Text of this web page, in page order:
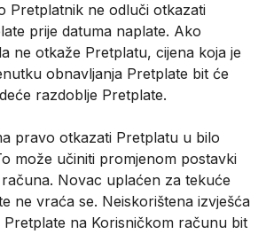
Pretplatnik ne odluči otkazati
prije datuma naplate. Ako
ne otkaže Pretplatu, cijena koja je
obnavljanja Pretplate bit će
razdoblje Pretplate.
pravo otkazati Pretplatu u bilo
može učiniti promjenom postavki
Novac uplaćen za tekuće
ne vraća se. Neiskorištena izvješća
na Korisničkom računu bit